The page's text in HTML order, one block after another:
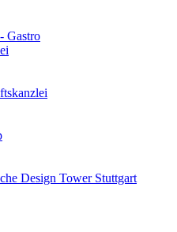
Gastro
Design Tower Stuttgart